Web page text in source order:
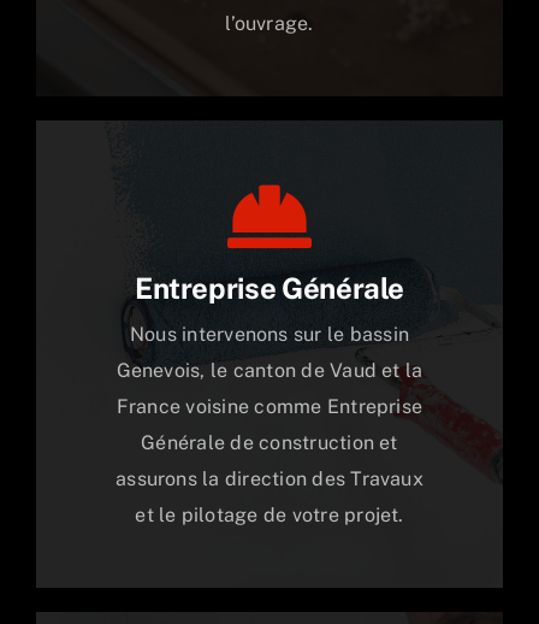
l’ouvrage.
Entreprise Générale
Nous intervenons sur le bassin
Genevois, le canton de Vaud et la
France voisine comme Entreprise
Générale de construction et
assurons la direction des Travaux
et le pilotage de votre projet.